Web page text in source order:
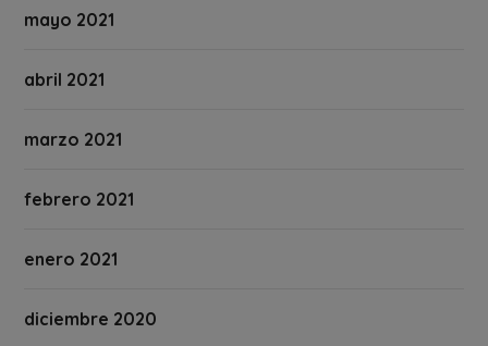
mayo 2021
abril 2021
marzo 2021
febrero 2021
enero 2021
diciembre 2020